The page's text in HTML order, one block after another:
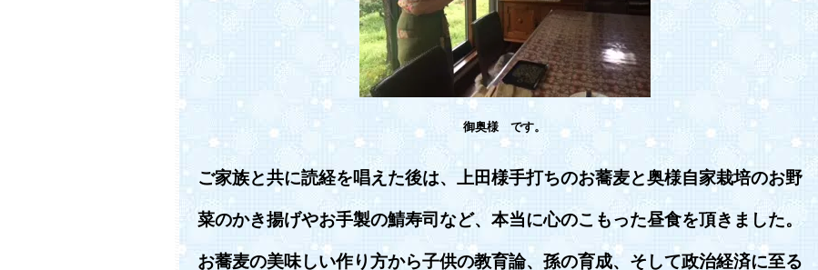
御奥様 です。
ご家族と共に読経を唱えた後は、上田様手打ちのお蕎麦と奥様自家栽培のお野
菜のかき揚げやお手製の鯖寿司など、本当に心のこもった昼食を頂きました。
お蕎麦の美味しい作り方から子供の教育論、孫の育成、そして政治経済に至る